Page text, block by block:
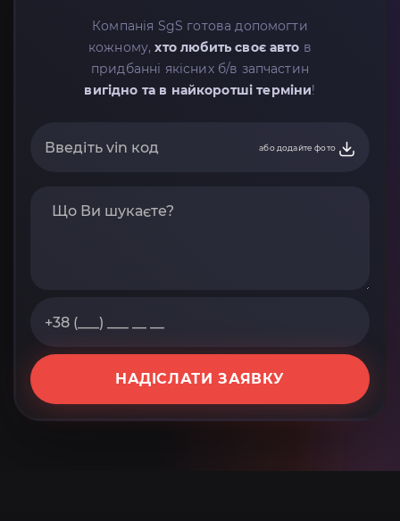
Компанія SgS готова допомогти
кожному,хто любить своє авто в
придбанні якісних б/в запчастин
вигідно та в найкоротші терміни!
або додайте фото
НАДІСЛАТИ ЗАЯВКУ